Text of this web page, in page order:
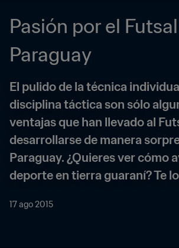
Pasión por el
Paraguay
El pulido de la técnica
disciplina táctica son sólo
ventajas que han llevado al
desarrollarse de manera
Paraguay. ¿Quieres ver cómo
deporte en tierra guaraní? Te
17 ago 2015